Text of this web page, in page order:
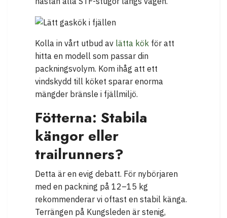
Kolla in vårt utbud av lätta kök för att
hitta en modell som passar din
packningsvolym. Kom ihåg att ett
vindskydd till köket sparar enorma
mängder bränsle i fjällmiljö.
Fötterna: Stabila
kängor eller
trailrunners?
Detta är en evig debatt. För nybörjaren
med en packning på 12–15 kg
rekommenderar vi oftast en stabil känga.
Terrängen på Kungsleden är stenig,